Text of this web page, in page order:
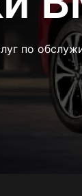
по